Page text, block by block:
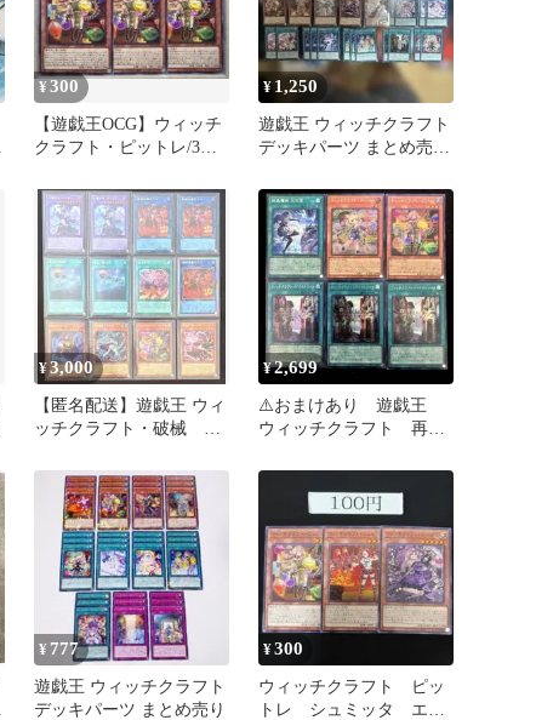
¥300
【遊戯王OCG】ウィッチ
クラフト・ピットレ/3枚
¥ 1,250
遊戯王 ウィッチクラフト
デッキパーツ まとめ売
ットレシク
¥3,000
【匿名配送】遊戯王 ウィ
ッチクラフト・破械 12
¥2,699
⚠️おまけあり 遊戯王
ウィッチクラフト 再録
り 4種類6枚
¥ 777
遊戯王 ウィッチクラフト
デッキパーツ まとめ売り
¥300
ウィッチクラフト ピッ
トレ シュミッタ エー